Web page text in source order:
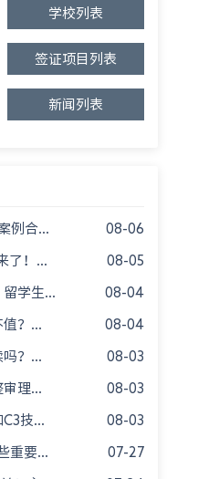
学校列表
签证项目列表
新闻列表
例合... 08-06
了！... 08-05
学生... 08-04
？... 08-04
？... 08-03
理... 08-03
技... 08-03
重要... 07-27